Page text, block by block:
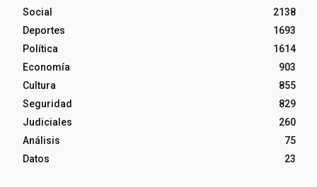
Social
2138
Deportes
1693
Política
1614
Economía
903
Cultura
855
Seguridad
829
Judiciales
260
Análisis
75
Datos
23